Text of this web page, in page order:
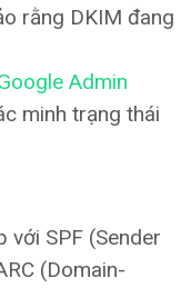
rằng DKIM đang
Admin
minh trạng thái
với SPF (Sender
(Domain-